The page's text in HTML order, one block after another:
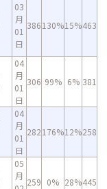
03
月
01
日
386130%15%463
04
月
01
日
306 99% 6% 381
04
月
01
日
282176%12%258
05
月
259 0% 28%445